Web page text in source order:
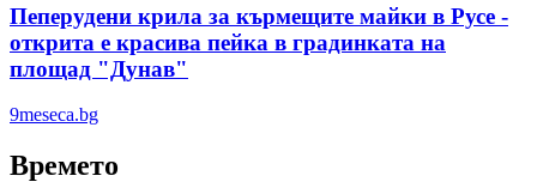
Пеперудени крила за кърмещите майки в Русе -
открита е красива пейка в градинката на
площад "Дунав"
9meseca.bg
Времето